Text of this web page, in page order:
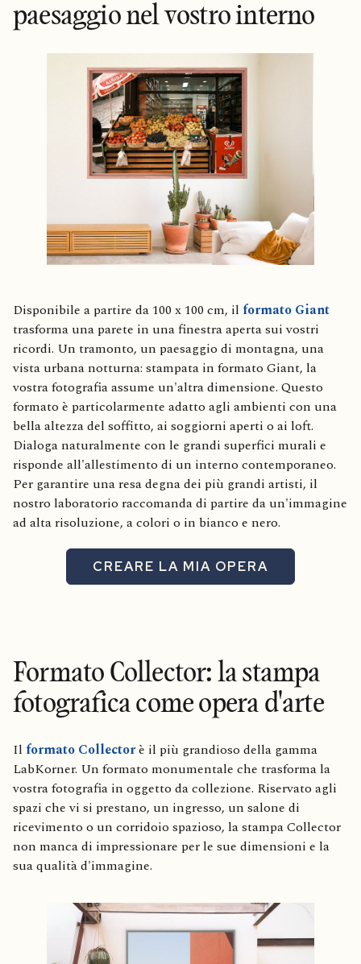
paesaggio nel vostro interno
Disponibile a partire da 100 x 100 cm, il formato Giant
trasforma una parete in una finestra aperta sui vostri
ricordi. Un tramonto, un paesaggio di montagna, una
vista urbana notturna: stampata in formato Giant, la
vostra fotografia assume un'altra dimensione. Questo
formato è particolarmente adatto agli ambienti con una
bella altezza del soffitto, ai soggiorni aperti o ai loft.
Dialoga naturalmente con le grandi superfici murali e
risponde all'allestimento di un interno contemporaneo.
Per garantire una resa degna dei più grandi artisti, il
nostro laboratorio raccomanda di partire da un'immagine
ad alta risoluzione, a colori o in bianco e nero.
CREARE LA MIA OPERA
Formato Collector: la stampa
fotografica come opera d'arte
Il formato Collectorè il più grandioso della gamma
LabKorner. Un formato monumentale che trasforma la
vostra fotografia in oggetto da collezione. Riservato agli
spazi che vi si prestano, un ingresso, un salone di
ricevimento o un corridoio spazioso, la stampa Collector
non manca di impressionare per le sue dimensioni e la
sua qualità d'immagine.